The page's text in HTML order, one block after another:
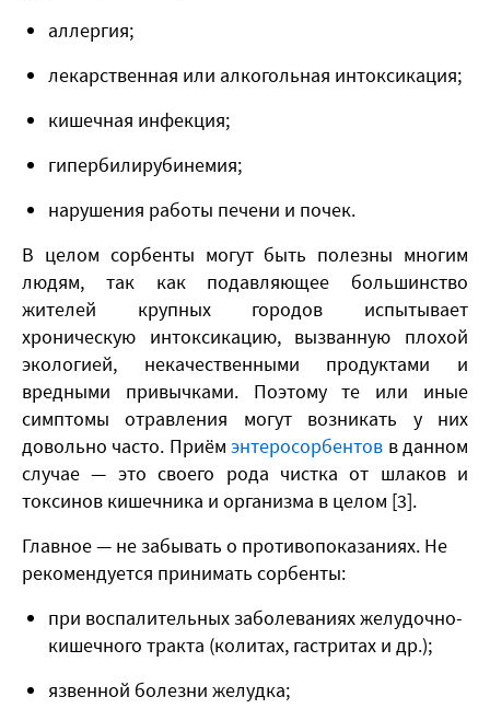
аллергия;
лекарственная или алкогольная интоксикация;
кишечная инфекция;
гипербилирубинемия;
нарушения работы печени и почек.
В целом сорбенты могут быть полезны многим
людям, так как подавляющее большинство
жителей крупных городов испытывает
хроническую интоксикацию, вызванную плохой
экологией, некачественными продуктами и
вредными привычками. Поэтому те или иные
симптомы отравления могут возникать у них
довольно часто. Приёмэнтеросорбентов в данном
случае — это своего рода чистка от шлаков и
токсинов кишечника и организма в целом [3].
Главное — не забывать о противопоказаниях. Не
рекомендуется принимать сорбенты:
при воспалительных заболеваниях желудочно-
кишечного тракта (колитах, гастритах и др.);
язвенной болезни желудка;